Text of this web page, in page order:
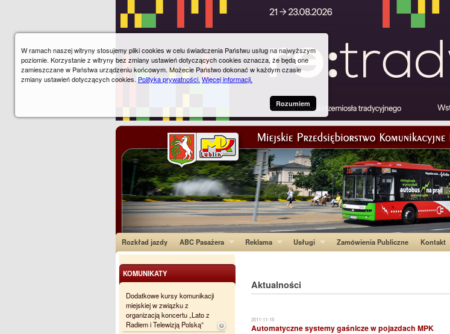
Rozkład jazdy ABC Pasażera Reklama Usługi Zamówienia Publiczne Kontakt
Aktualności
2011-11-15
Automatyczne systemy gaśnicze w pojazdach MPK
KOMUNIKATY
Dodatkowe kursy komunikacji
miejskiej w związku z
organizacją koncertu „Lato z
Radiem i Telewizją Polską”
W ramach naszej witryny stosujemy pliki cookies w celu świadczenia Państwu usług na najwyższym
poziomie. Korzystanie z witryny bez zmiany ustawień dotyczących cookies oznacza, że będą one
zamieszczane w Państwa urządzeniu końcowym. Możecie Państwo dokonać w każdym czasie
zmiany ustawień dotyczących cookies. Polityka prywatności. Więcej informacji.
Rozumiem